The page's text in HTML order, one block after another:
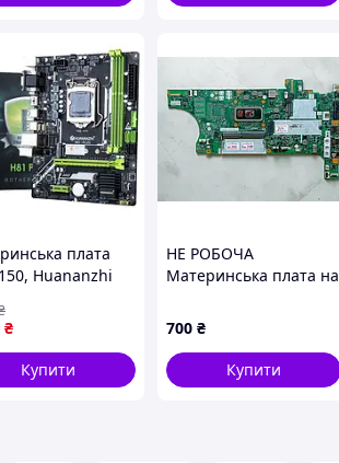
плата
Huananzhi
₴
Купити
НЕ РОБОЧА
Материнська плата на
i7-8565U
700 ₴
Купити